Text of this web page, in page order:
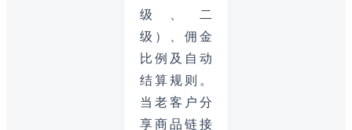
级、二
级）、佣金
比例及自动
结算规则。
当老客户分
享商品链接